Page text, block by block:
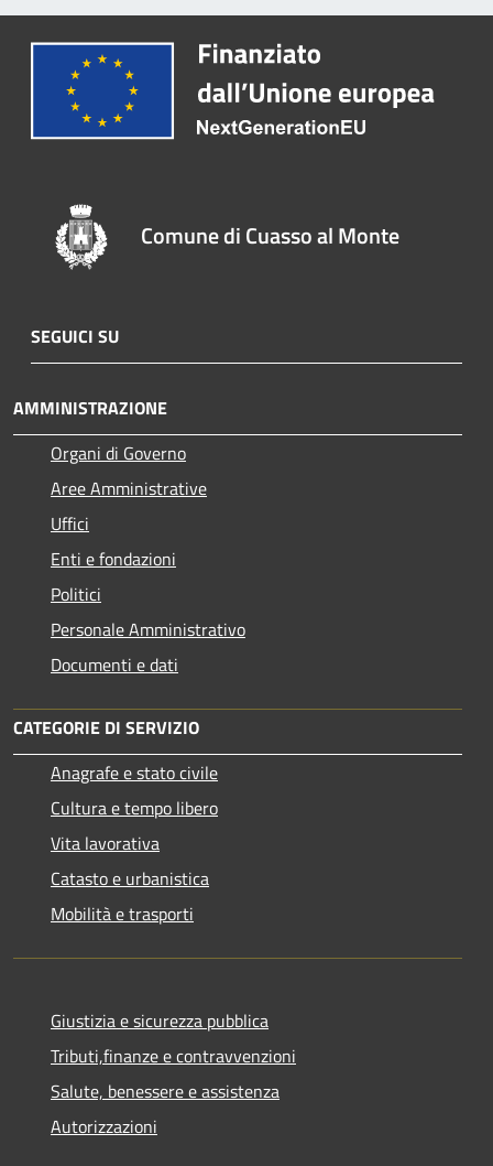
Comune di Cuasso al Monte
SEGUICI SU
AMMINISTRAZIONE
Organi di Governo
Aree Amministrative
Uffici
Enti e fondazioni
Politici
Personale Amministrativo
Documenti e dati
CATEGORIE DI SERVIZIO
Anagrafe e stato civile
Cultura e tempo libero
Vita lavorativa
Catasto e urbanistica
Mobilità e trasporti
Giustizia e sicurezza pubblica
Tributi,finanze e contravvenzioni
Salute, benessere e assistenza
Autorizzazioni